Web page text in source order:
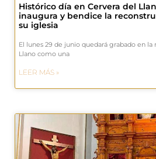
Histórico día en Cervera del
inaugura y bendice la
su iglesia
El lunes 29 de junio quedará grabado en
Llano como una
LEER MÁS »